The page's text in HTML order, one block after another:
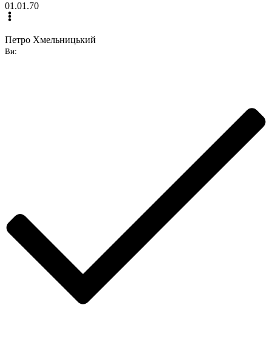
01.01.70
Петро Хмельницький
Ви: